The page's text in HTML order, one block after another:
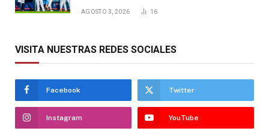
AGOSTO 3, 2026 16
VISITA NUESTRAS REDES SOCIALES
Facebook Twitter
Instagram YouTube